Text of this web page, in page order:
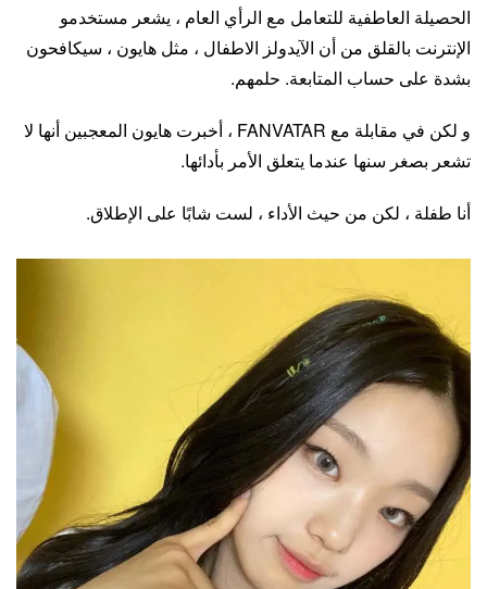
الحصيلة العاطفية للتعامل مع الرأي العام ، يشعر مستخدمو
الإنترنت بالقلق من أن الآيدولز الاطفال ، مثل هايون ، سيكافحون
بشدة على حساب المتابعة. حلمهم.
و لكن في مقابلة مع FANVATAR ، أخبرت هايون المعجبين أنها لا
تشعر بصغر سنها عندما يتعلق الأمر بأدائها.
أنا طفلة ، لكن من حيث الأداء ، لست شابًا على الإطلاق.